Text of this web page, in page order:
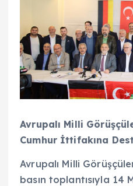
Avrupalı Milli
Cumhur İttifakına
Avrupalı Milli
basın toplantısıyla 14